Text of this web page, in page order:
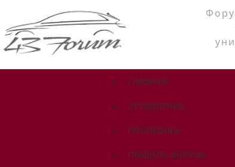
ГЛАВНАЯ
ОГЛАВЛЕНИЕ
ПОСЛЕДНЕЕ
ПРАВИЛА ФОРУМА